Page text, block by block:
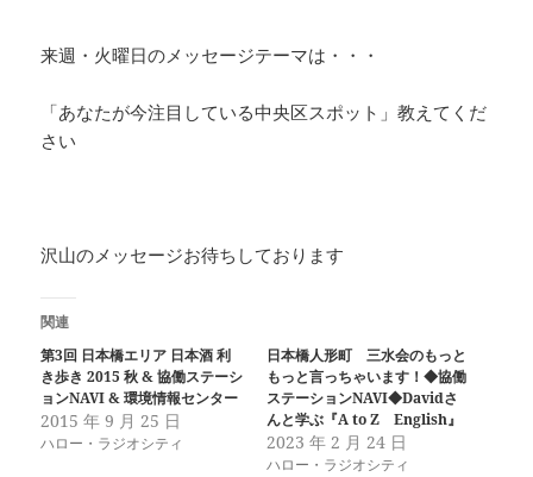
来週・火曜日のメッセージテーマは・・・
「あなたが今注目している中央区スポット」教えてくだ
さい
沢山のメッセージお待ちしております
関連
第3回 日本橋エリア 日本酒 利
き歩き 2015 秋 & 協働ステーシ
ョンNAVI & 環境情報センター
2015 年 9 月 25 日
ハロー・ラジオシティ
日本橋人形町 三水会のもっと
もっと言っちゃいます！◆協働
ステーションNAVI◆Davidさ
んと学ぶ『A to Z English』
2023 年 2 月 24 日
ハロー・ラジオシティ